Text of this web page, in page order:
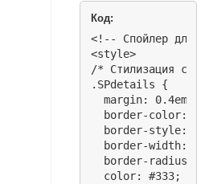
Код:
<!-- Спойлер для
<style>
/* Стилизация
.SPdetails {
margin: 0.4em
border-color:
border-style:
border-width: 0
border-radius:
  color: #333;